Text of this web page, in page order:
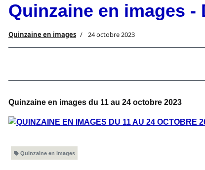
Quinzaine en images -
Quinzaine en images 24 octobre 2023
Quinzaine en images du 11 au 24 octobre 2023
Quinzaine en images